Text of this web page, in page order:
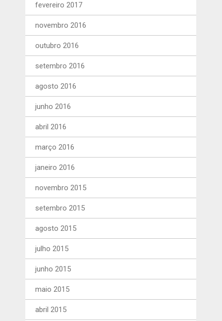
fevereiro 2017
novembro 2016
outubro 2016
setembro 2016
agosto 2016
junho 2016
abril 2016
março 2016
janeiro 2016
novembro 2015
setembro 2015
agosto 2015
julho 2015
junho 2015
maio 2015
abril 2015